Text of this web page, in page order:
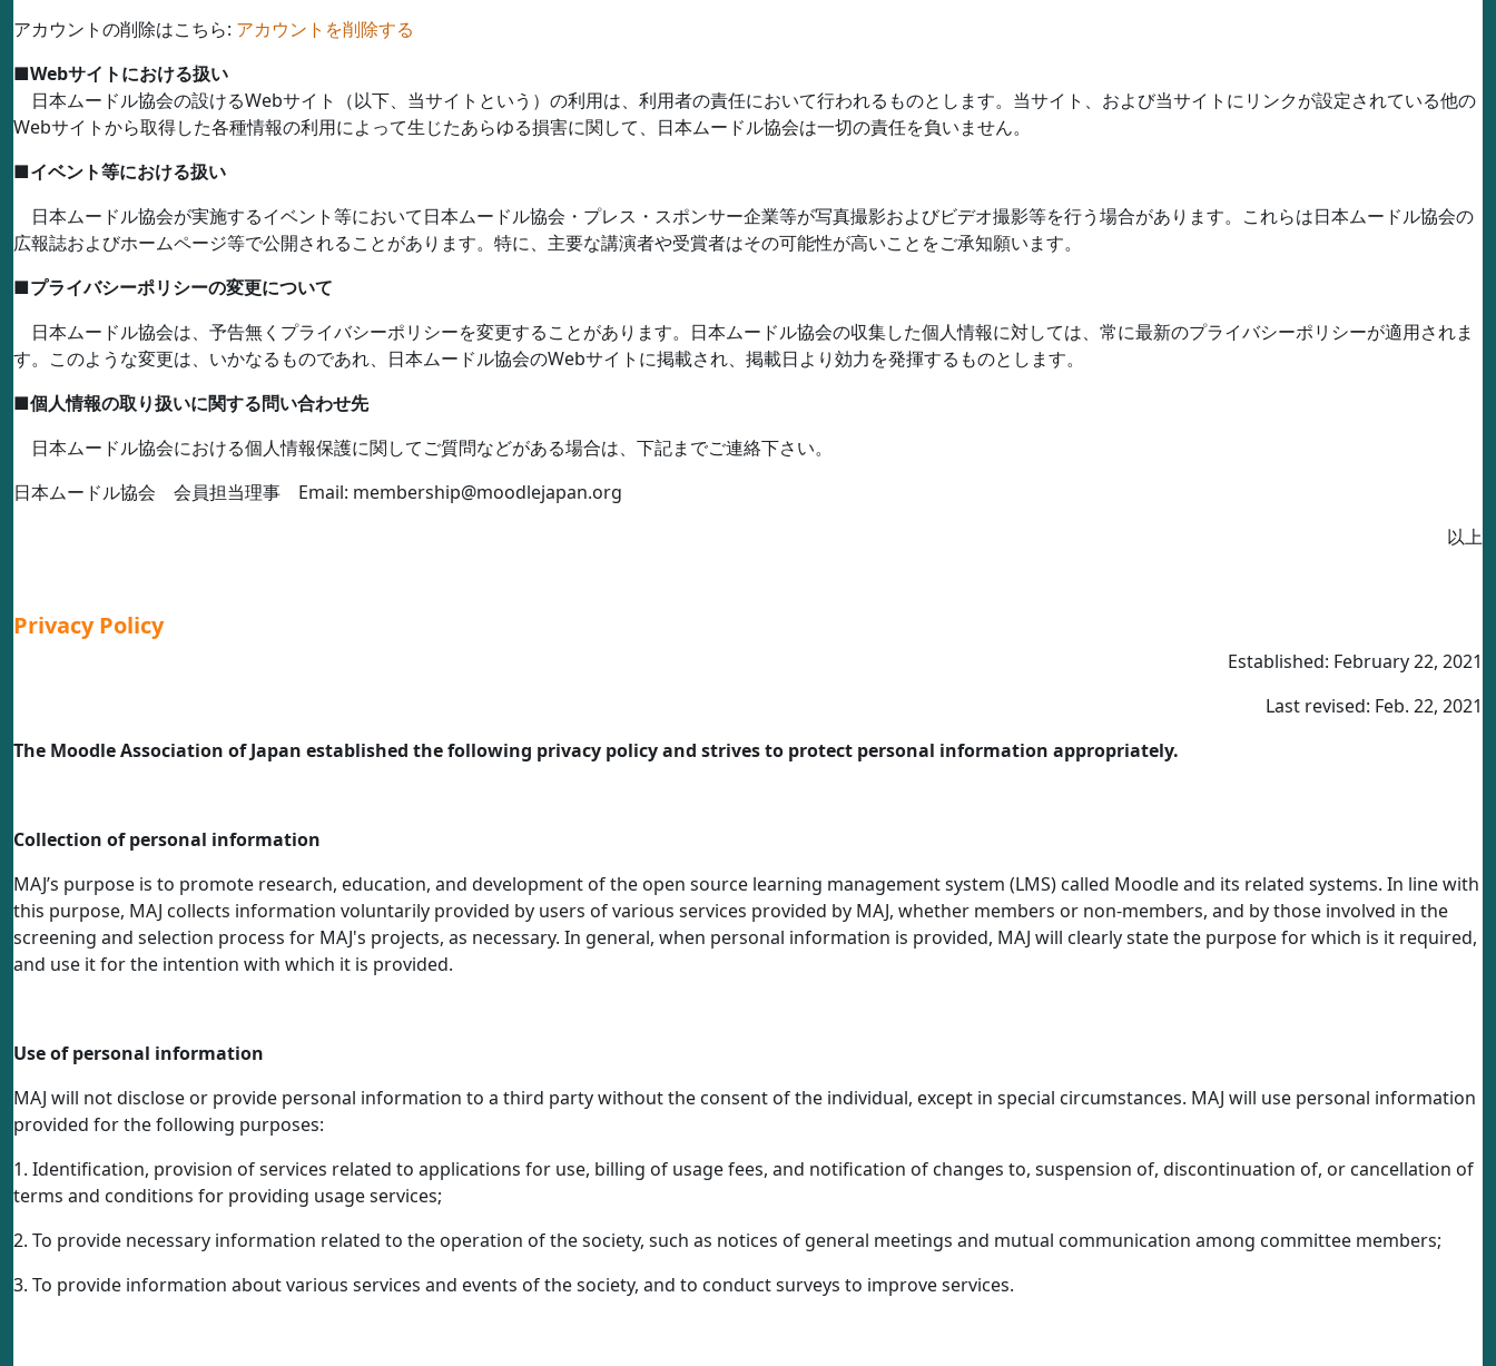
アカウントの削除はこちら: アカウントを削除する
■Webサイトにおける扱い
日本ムードル協会の設けるWebサイト（以下、当サイトという）の利用は、利用者の責任において行われるものとします。当サイト、および当サイトにリンクが設定されている他の
Webサイトから取得した各種情報の利用によって生じたあらゆる損害に関して、日本ムードル協会は一切の責任を負いません。
■イベント等における扱い
日本ムードル協会が実施するイベント等において日本ムードル協会・プレス・スポンサー企業等が写真撮影およびビデオ撮影等を行う場合があります。これらは日本ムードル協会の
広報誌およびホームページ等で公開されることがあります。特に、主要な講演者や受賞者はその可能性が高いことをご承知願います。
■プライバシーポリシーの変更について
日本ムードル協会は、予告無くプライバシーポリシーを変更することがあります。日本ムードル協会の収集した個人情報に対しては、常に最新のプライバシーポリシーが適用されま
す。このような変更は、いかなるものであれ、日本ムードル協会のWebサイトに掲載され、掲載日より効力を発揮するものとします。
■個人情報の取り扱いに関する問い合わせ先
日本ムードル協会における個人情報保護に関してご質問などがある場合は、下記までご連絡下さい。
日本ムードル協会 会員担当理事 Email: membership@moodlejapan.org
以上
Privacy Policy
Established: February 22, 2021
Last revised: Feb. 22, 2021
The Moodle Association of Japan established the following privacy policy and strives to protect personal information appropriately.
Collection of personal information
MAJ’s purpose is to promote research, education, and development of the open source learning management system (LMS) called Moodle and its related systems. In line with
this purpose, MAJ collects information voluntarily provided by users of various services provided by MAJ, whether members or non-members, and by those involved in the
screening and selection process for MAJ's projects, as necessary. In general, when personal information is provided, MAJ will clearly state the purpose for which is it required,
and use it for the intention with which it is provided.
Use of personal information
MAJ will not disclose or provide personal information to a third party without the consent of the individual, except in special circumstances. MAJ will use personal information
provided for the following purposes:
1. Identification, provision of services related to applications for use, billing of usage fees, and notification of changes to, suspension of, discontinuation of, or cancellation of
terms and conditions for providing usage services;
2. To provide necessary information related to the operation of the society, such as notices of general meetings and mutual communication among committee members;
3. To provide information about various services and events of the society, and to conduct surveys to improve services.